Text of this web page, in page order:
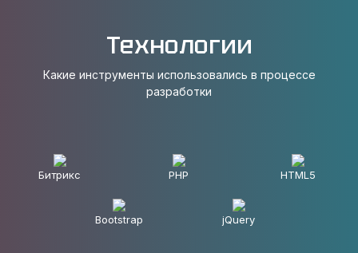
Технологии
Какие инструменты использовались в процессе
разработки
Битрикс PHP HTML5
Bootstrap jQuery